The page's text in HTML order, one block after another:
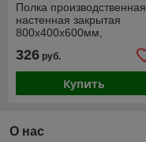
Полка производственная
настенная закрытая
800х400х600мм,
двери распашные
326 руб.
Купить
О нас